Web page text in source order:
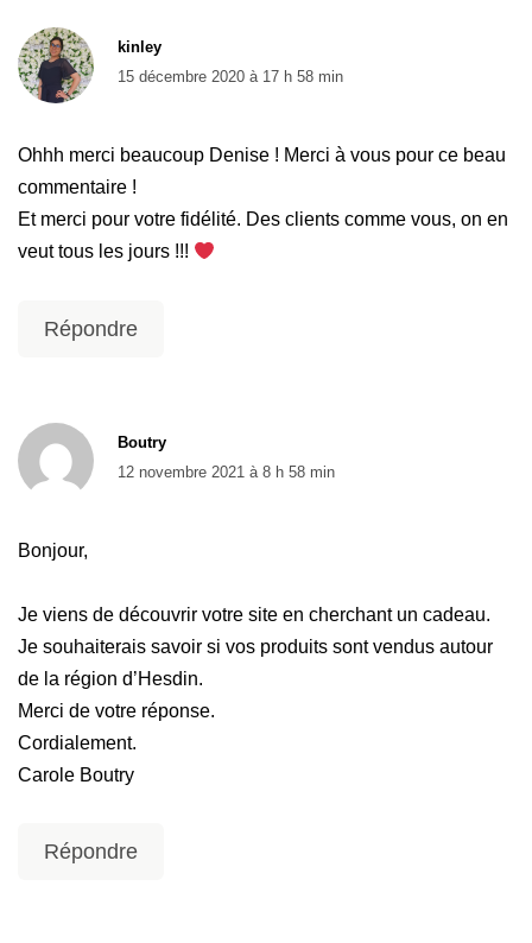
kinley
15 décembre 2020 à 17 h 58 min
Ohhh merci beaucoup Denise ! Merci à vous pour ce beau
commentaire !
Et merci pour votre fidélité. Des clients comme vous, on en
veut tous les jours !!!
Répondre
Boutry
12 novembre 2021 à 8 h 58 min
Bonjour,
Je viens de découvrir votre site en cherchant un cadeau.
Je souhaiterais savoir si vos produits sont vendus autour
de la région d’Hesdin.
Merci de votre réponse.
Cordialement.
Carole Boutry
Répondre